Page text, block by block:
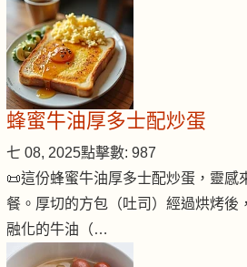
蜂蜜牛油厚多士配炒蛋
七 08, 2025點擊數: 987
📜這份蜂蜜牛油厚多士配炒蛋，靈感
餐。厚切的方包（吐司）經過烘烤後
融化的牛油（…